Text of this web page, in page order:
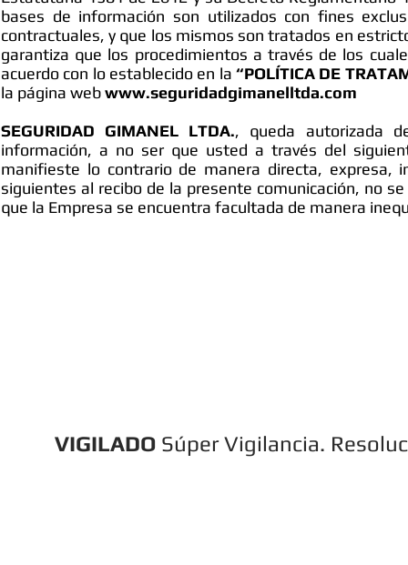
bases de información son utilizados con fines
contractuales, y que los mismos son tratados en
garantiza que los procedimientos a través de los
acuerdo con lo establecido en la “POLÍTICA DE
la página webwww.seguridadgimanelltda.com
SEGURIDAD GIMANEL LTDA., queda autorizada
información, a no ser que usted a través del
manifieste lo contrario de manera directa, expresa,
siguientes al recibo de la presente comunicación, no
que la Empresa se encuentra facultada de manera
VIGILADOSúper Vigilancia.